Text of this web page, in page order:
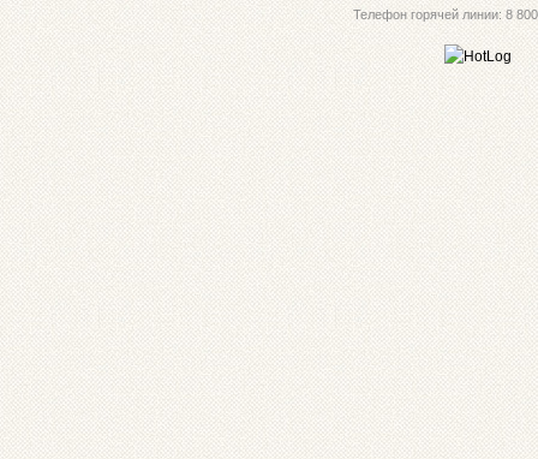
Телефон горячей линии: 8